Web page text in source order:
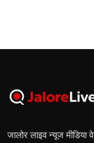
जालोर लाइव न्यूज मीडिया